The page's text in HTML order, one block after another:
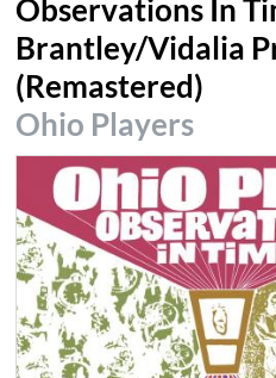
Observations In
Brantley/Vidalia
(Remastered)
Ohio Players